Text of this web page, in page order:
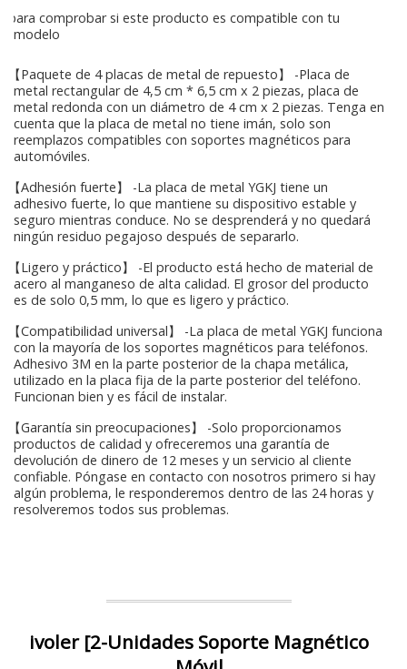
para comprobar si este producto es compatible con tu
modelo
【Paquete de 4 placas de metal de repuesto】 -Placa de
metal rectangular de 4,5 cm * 6,5 cm x 2 piezas, placa de
metal redonda con un diámetro de 4 cm x 2 piezas. Tenga en
cuenta que la placa de metal no tiene imán, solo son
reemplazos compatibles con soportes magnéticos para
automóviles.
【Adhesión fuerte】 -La placa de metal YGKJ tiene un
adhesivo fuerte, lo que mantiene su dispositivo estable y
seguro mientras conduce. No se desprenderá y no quedará
ningún residuo pegajoso después de separarlo.
【Ligero y práctico】 -El producto está hecho de material de
acero al manganeso de alta calidad. El grosor del producto
es de solo 0,5 mm, lo que es ligero y práctico.
【Compatibilidad universal】 -La placa de metal YGKJ funciona
con la mayoría de los soportes magnéticos para teléfonos.
Adhesivo 3M en la parte posterior de la chapa metálica,
utilizado en la placa fija de la parte posterior del teléfono.
Funcionan bien y es fácil de instalar.
【Garantía sin preocupaciones】 -Solo proporcionamos
productos de calidad y ofreceremos una garantía de
devolución de dinero de 12 meses y un servicio al cliente
confiable. Póngase en contacto con nosotros primero si hay
algún problema, le responderemos dentro de las 24 horas y
resolveremos todos sus problemas.
ivoler [2-Unidades Soporte Magnético